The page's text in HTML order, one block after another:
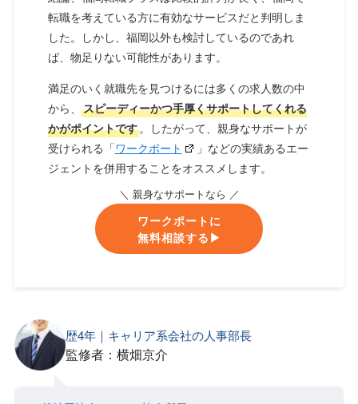
転職を考えている方に有効なサービスだと判明しま
した。しかし、福岡以外も検討しているのであれ
ば、物足りない可能性があります。
満足のいく就職先を見つけるには多くの求人数の中
から、 スピーディーかつ手厚くサポートしてくれる
かがポイントです。したがって、親身なサポートが
受けられる「ワークポート
」などの実績あるエー
ジェントを併用することをオススメします。
＼ 親身なサポートなら ／
ワークポートに
無料相談する▶︎
歴4年｜キャリア系会社の人事部長
監修者：横畑京介